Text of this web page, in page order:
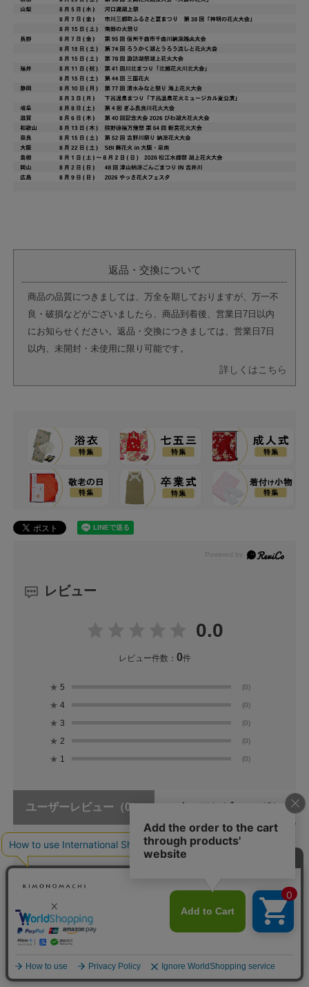
返品・交換について
商品の品質につきましては、万全を期しておりますが、万一不
良・破損などがございましたら、商品到着後、営業日7日以内
にお知らせください。返品・交換につきましては、営業日7日
以内、未開封・未使用に限り可能です。
詳しくはこちら
レビュー
0.0
レビュー件数： 0件
★ 5 (0)
★ 4 (0)
★ 3 (0)
★ 2 (0)
★ 1 (0)
ユーザーレビュー （0） スタッフレビュー （0）